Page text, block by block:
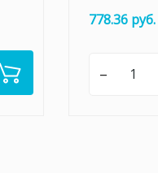
778.36 руб.
–